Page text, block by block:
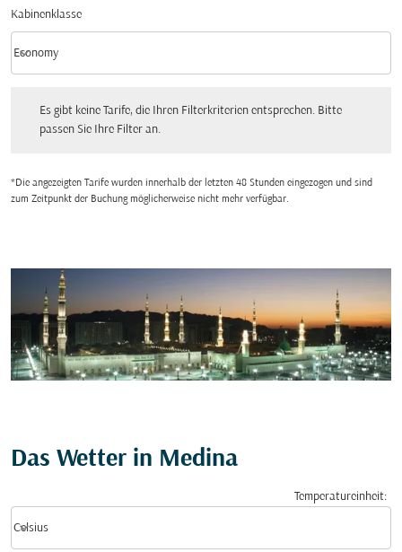
Kabinenklasse
Kabinenklasse option Economy Selected
Economy
keyboard_arrow_down
Es gibt keine Tarife, die Ihren Filterkriterien entsprechen. Bitte
passen Sie Ihre Filter an.
*Die angezeigten Tarife wurden innerhalb der letzten 48 Stunden eingezogen und sind
zum Zeitpunkt der Buchung möglicherweise nicht mehr verfügbar.
Das Wetter in Medina
Temperatureinheit:
Celsius
keyboard_arrow_down